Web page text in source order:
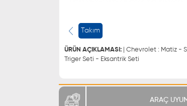
Takım
ÜRÜN AÇIKLAMASI: | Chevrolet : Matiz -
Triger Seti - Eksantrik Seti
ARAÇ